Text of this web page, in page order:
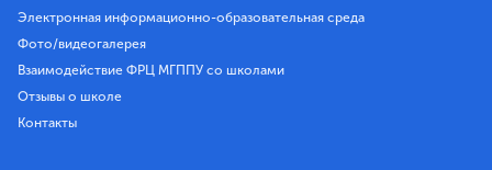
Электронная информационно-образовательная среда
Фото/видеогалерея
Взаимодействие ФРЦ МГППУ со школами
Отзывы о школе
Контакты